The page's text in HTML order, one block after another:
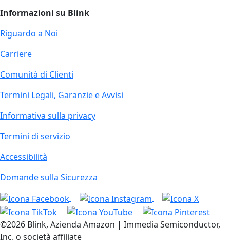
Informazioni su Blink
Riguardo a Noi
Carriere
Comunità di Clienti
Termini Legali, Garanzie e Avvisi
Informativa sulla privacy
Termini di servizio
Accessibilità
Domande sulla Sicurezza
©2026 Blink, Azienda Amazon | Immedia Semiconductor,
Inc. o società affiliate